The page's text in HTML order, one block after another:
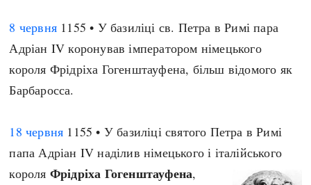
8 червня 1155 • У базиліці св. Петра в Римі пара
Адріан IV коронував імператором німецького
короля Фрідріха Гогенштауфена, більш відомого як
Барбаросса.
18 червня 1155 • У базиліці святого Петра в Римі
папа Адріан IV наділив німецького і італійського
короля Фрідріха Гогенштауфена,